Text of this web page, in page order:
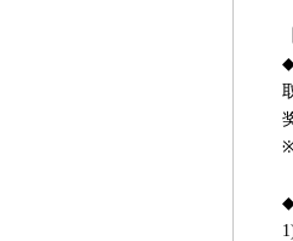
【
取
奖
※注
1)